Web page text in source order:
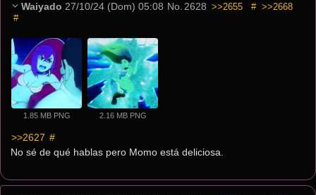
Waiyado 27/10/24 (Dom) 05:08 No. 2628 >>2655 # >>2668
#
1.85 MB PNG 2.16 MB PNG
>>2627 #
No sé de qué hablas pero Momo está deliciosa.